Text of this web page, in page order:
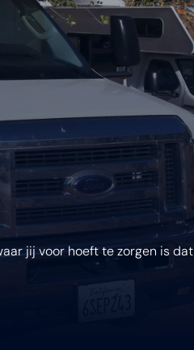
jij voor hoeft te zorgen is dat